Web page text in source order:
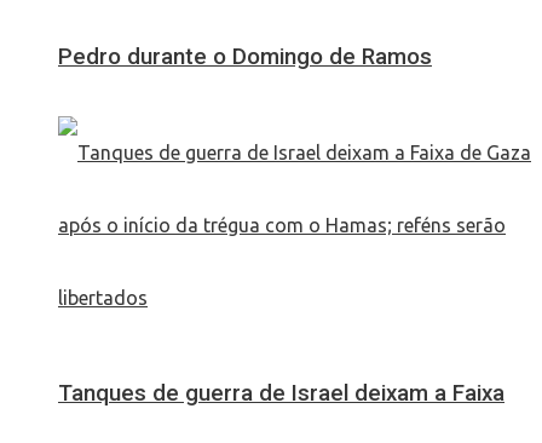
Pedro durante o Domingo de Ramos
Tanques de guerra de Israel deixam a Faixa